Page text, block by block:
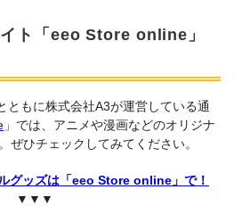
ト「eeo Store online」
ともに株式会社A3が運営している通
」では、アニメや漫画などのオリジナ
ぜひチェックしてみてください。
グッズは「eeo Store online」で！
▼▼▼